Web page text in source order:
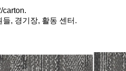
carton.
, 경기장, 활동 센터.